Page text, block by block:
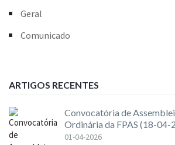
Geral
Comunicado
ARTIGOS RECENTES
Convocatória de
Ordinária da FPAS (18-04-
01-04-2026